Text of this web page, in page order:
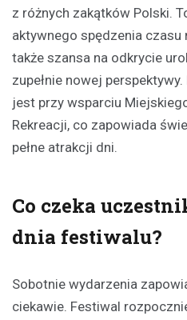
z różnych zakątków Polski.
aktywnego spędzenia
także szansa na odkrycie
zupełnie nowej
jest przy wsparciu
Rekreacji, co zapowiada
pełne atrakcji dni.
Co czeka
dnia festiwalu?
Sobotnie wydarzenia
ciekawie. Festiwal